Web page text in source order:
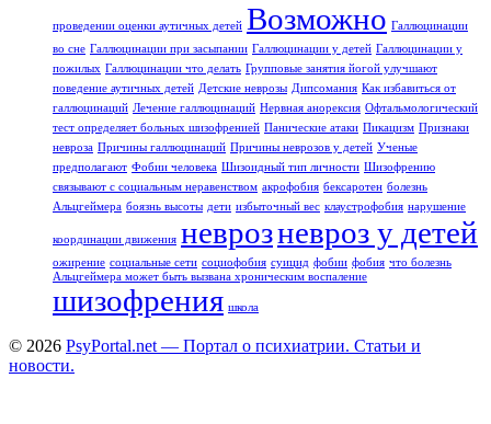
проведении оценки аутичных детей Возможно Галлюцинации
во сне Галлюцинации при засыпании Галлюцинации у детей Галлюцинации у
пожилых Галлюцинации что делать Групповые занятия йогой улучшают
поведение аутичных детей Детские неврозы Дипсомания Как избавиться от
галлюцинаций Лечение галлюцинаций Нервная анорексия Офтальмологический
тест определяет больных шизофренией Панические атаки Пикацизм Признаки
невроза Причины галлюцинаций Причины неврозов у детей Ученые
предполагают Фобии человека Шизоидный тип личности Шизофрению
связывают с социальным неравенством акрофобия бексаротен болезнь
Альцгеймера боязнь высоты дети избыточный вес клаустрофобия нарушение
координации движения неврозневроз у детей
ожирение социальные сети социофобия суицид фобии фобия что болезнь
Альцгеймера может быть вызвана хроническим воспаление
шизофрения школа
© 2026 PsyPortal.net — Портал о психиатрии. Статьи и
новости.